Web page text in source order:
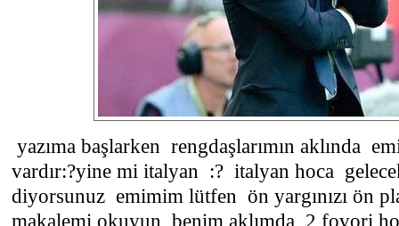
yazıma başlarken rengdaşlarımın aklında
vardır:?yine mi italyan :? italyan hoca
diyorsunuz emimim lütfen ön yargınızı ön
makalemi okuyun benim aklımda 2 fovori